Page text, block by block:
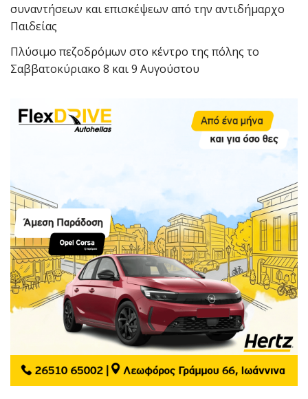
συναντήσεων και επισκέψεων από την αντιδήμαρχο
Παιδείας
Πλύσιμο πεζοδρόμων στο κέντρο της πόλης το
Σαββατοκύριακο 8 και 9 Αυγούστου